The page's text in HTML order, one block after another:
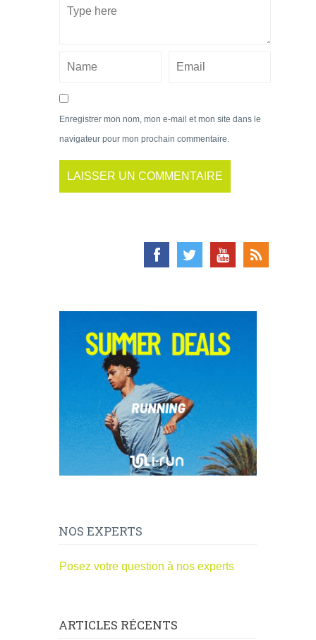
Enregistrer mon nom, mon e-mail et mon site dans le
navigateur pour mon prochain commentaire.
NOS EXPERTS
Posez votre question à nos experts
ARTICLES RÉCENTS